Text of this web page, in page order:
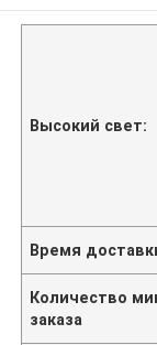
Высокий свет:
Время
Количество
заказа